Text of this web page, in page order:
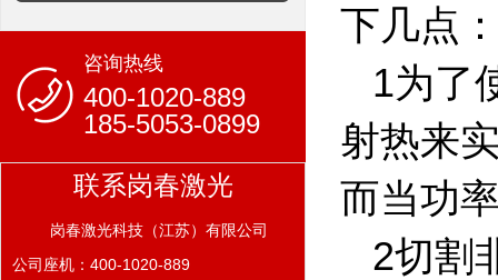
咨询热线
400-1020-889
185-5053-0899
联系岗春激光
岗春激光科技（江苏）有限公司
公司座机：400-1020-889
下几点
1为了
射热来
而当功
2切割